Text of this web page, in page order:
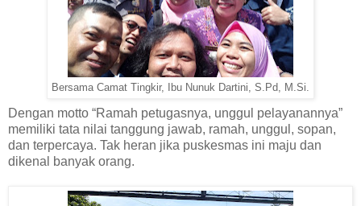
Bersama Camat Tingkir, Ibu Nunuk Dartini, S.Pd, M.Si.
Dengan motto “Ramah petugasnya, unggul pelayanannya”
memiliki tata nilai tanggung jawab, ramah, unggul, sopan,
dan terpercaya. Tak heran jika puskesmas ini maju dan
dikenal banyak orang.